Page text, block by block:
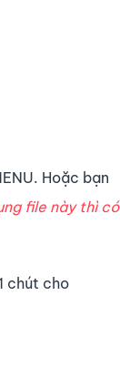
Hoặc bạn
file này thì có
chút cho